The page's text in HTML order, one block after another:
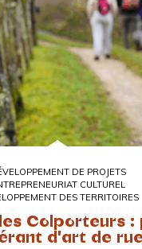
DE PROJETS
CULTUREL
DES TERRITOIRES
Colporteurs
d'art de rue